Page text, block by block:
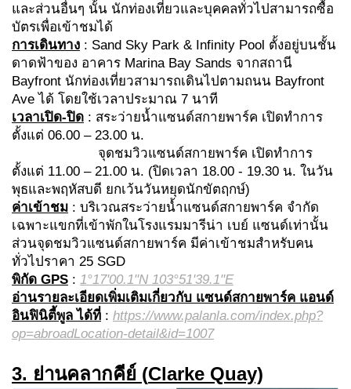
และส่วนอื่นๆ นั้น นักท่องเที่ยวและบุคคลทั่วไปสามารถซื้อ
บัตรเพื่อเข้าชมได้
การเดินทาง : Sand Sky Park & Infinity Pool ตั้งอยู่บนชั้น
ดาดฟ้าของ อาคาร Marina Bay Sands จากสถานี
Bayfront นักท่องเที่ยวสามารถเดินไปตามถนน Bayfront
Ave ได้ โดยใช้เวลาประมาณ 7 นาที
เวลาเปิด-ปิด : สระว่ายน้ำแซนด์สกายพาร์ค เปิดทำการ
ตั้งแต่ 06.00 – 23.00 น.
จุดชมวิวแซนด์สกายพาร์ค เปิดทำการ
ตั้งแต่ 11.00 – 21.00 น. (ปิดเวลา 18.00 - 19.30 น. ในวัน
พุธและพฤหัสบดี ยกเว้นวันหยุดนักขัตฤกษ์)
ค่าเข้าชม : บริเวณสระว่ายน้ำแซนด์สกายพาร์ค จำกัด
เฉพาะแขกที่เข้าพักในโรงแรมมารีน่า เบย์ แซนด์เท่านั้น
ส่วนจุดชมวิวแซนด์สกายพาร์ค มีค่าเข้าชมสำหรับคน
ทั่วไปราคา 25 SGD
พิกัด GPS : 1°17'00.1"N 103°51'39.1"E
อ่านรายละเอียดเพิ่มเติมเกี่ยวกับ แซนด์สกายพาร์ค แอนด์
อินฟินิตี้พูล ได้ที่ : https://www.palanla.com/index.php?
op=abroadLocation-detail&id=1007
3. ย่านคลากคีย์ (Clarke Quay)